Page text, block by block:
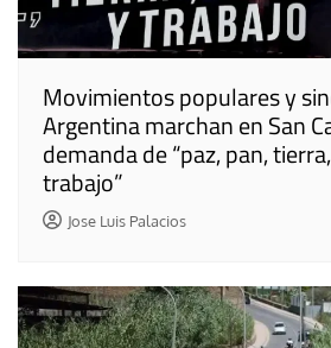
Movimientos populares y
Argentina marchan en San
demanda de “paz, pan,
trabajo”
Jose Luis Palacios